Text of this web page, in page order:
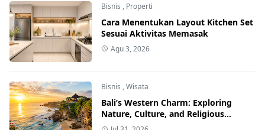
Bisnis , Properti
Cara Menentukan Layout Kitchen Set
Sesuai Aktivitas Memasak
Agu 3, 2026
Bisnis ,Wisata
Bali’s Western Charm: Exploring
Nature, Culture, and Religious
Harmony